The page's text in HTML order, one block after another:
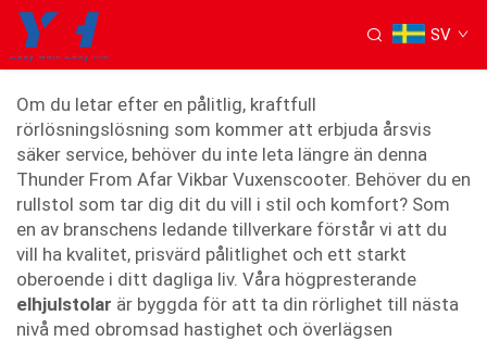
SV
elrullstol hög hastighet
Om du letar efter en pålitlig, kraftfull
rörlösningslösning som kommer att erbjuda årsvis
säker service, behöver du inte leta längre än denna
Thunder From Afar Vikbar Vuxenscooter. Behöver du en
rullstol som tar dig dit du vill i stil och komfort? Som
en av branschens ledande tillverkare förstår vi att du
vill ha kvalitet, prisvärd pålitlighet och ett starkt
oberoende i ditt dagliga liv. Våra högpresterande
elhjulstolar är byggda för att ta din rörlighet till nästa
nivå med obromsad hastighet och överlägsen